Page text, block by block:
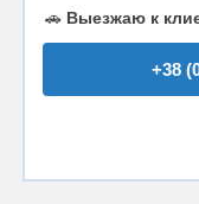
🚗 Выезжаю к
+38